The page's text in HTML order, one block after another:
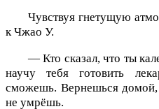
Чувствуя гнетущую
к Чжао У.
— Кто сказал, что ты
научу тебя готовить
сможешь. Вернешься домой,
не умрёшь.